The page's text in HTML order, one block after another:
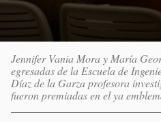
Jennifer Vania Mora y María
egresadas de la Escuela de
Díaz de la Garza profesora
fueron premiadas en el ya